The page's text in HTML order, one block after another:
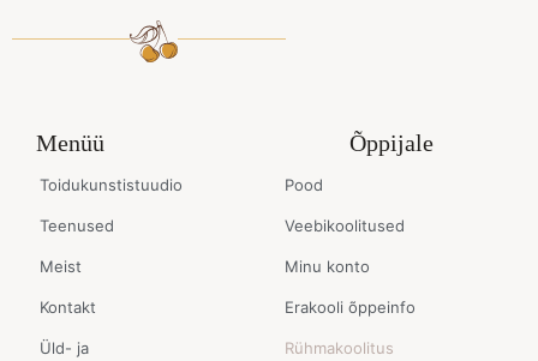
Menüü
Toidukunstistuudio
Teenused
Meist
Kontakt
Üld- ja
Õppijale
Pood
Veebikoolitused
Minu konto
Erakooli õppeinfo
Rühmakoolitus